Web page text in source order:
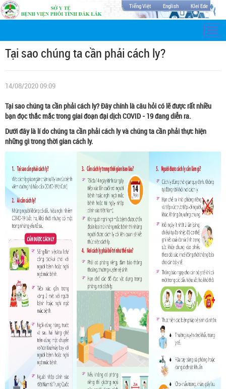
Tiếng Việt English Klei Ede
Tại sao chúng ta cần phải cách ly?
14/08/2020 09:09
Tại sao chúng ta cần phải cách ly? Đây chính là câu hỏi có lẽ được rất nhiều
bạn đọc thắc mắc trong giai đoạn đại dịch COVID - 19 đang diễn ra.
Dưới đây là lí do chúng ta cần phải cách ly và chúng ta cần phải thực hiện
những gì trong thời gian cách ly.